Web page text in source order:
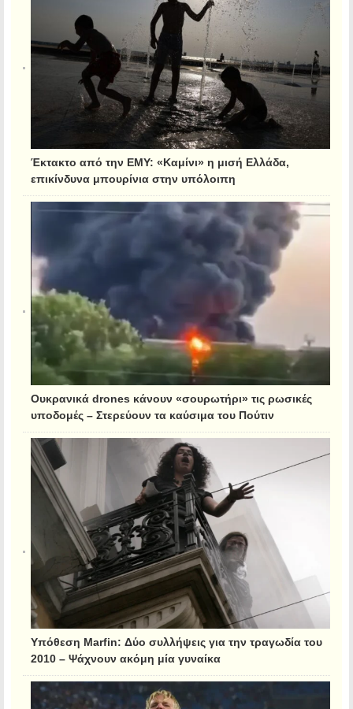
Έκτακτο από την ΕΜΥ: «Καμίνι» η μισή Ελλάδα,
επικίνδυνα μπουρίνια στην υπόλοιπη
Ουκρανικά drones κάνουν «σουρωτήρι» τις ρωσικές
υποδομές – Στερεύουν τα καύσιμα του Πούτιν
Υπόθεση Marfin: Δύο συλλήψεις για την τραγωδία του
2010 – Ψάχνουν ακόμη μία γυναίκα